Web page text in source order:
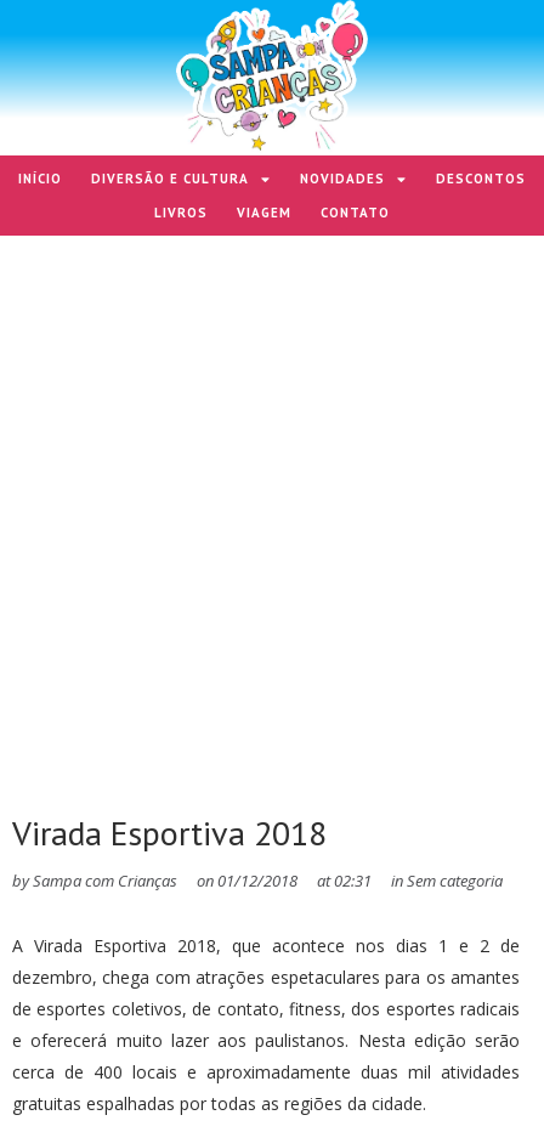
INÍCIO DIVERSÃO E CULTURA NOVIDADES
DESCONTOS
LIVROS
VIAGEM CONTATO
Virada Esportiva 2018
bySampa com Crianças on01/12/2018 at02:31 inSem categoria
A Virada Esportiva 2018, que acontece nos dias 1 e 2 de
dezembro, chega com atrações espetaculares para os amantes
de esportes coletivos, de contato, fitness, dos esportes radicais
e oferecerá muito lazer aos paulistanos. Nesta edição serão
cerca de 400 locais e aproximadamente duas mil atividades
gratuitas espalhadas por todas as regiões da cidade.